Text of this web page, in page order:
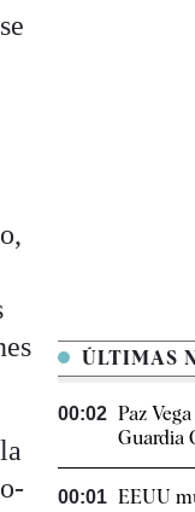
ÚLTIMAS
00:02 Paz
Guardia
00:01 EEUU